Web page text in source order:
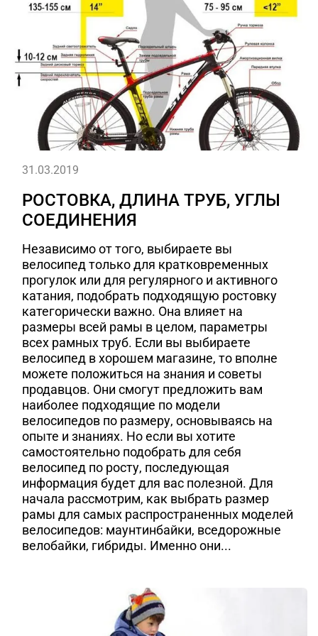
РОСТОВКА, ДЛИНА ТРУБ, УГЛЫ
СОЕДИНЕНИЯ
Независимо от того, выбираете вы
велосипед только для кратковременных
прогулок или для регулярного и активного
катания, подобрать подходящую ростовку
категорически важно. Она влияет на
размеры всей рамы в целом, параметры
всех рамных труб. Если вы выбираете
велосипед в хорошем магазине, то вполне
можете положиться на знания и советы
продавцов. Они смогут предложить вам
наиболее подходящие по модели
велосипедов по размеру, основываясь на
опыте и знаниях. Но если вы хотите
самостоятельно подобрать для себя
велосипед по росту, последующая
информация будет для вас полезной. Для
начала рассмотрим, как выбрать размер
рамы для самых распространенных моделей
велосипедов: маунтинбайки, вседорожные
велобайки, гибриды. Именно они...
31.03.2019